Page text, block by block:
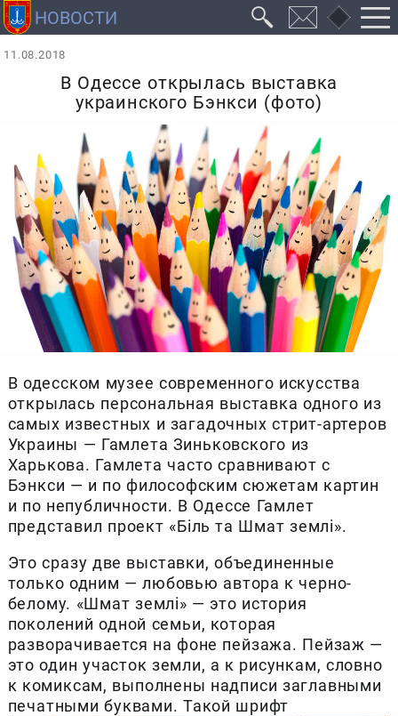
11.08.2018
В Одессе открылась выставка
украинского Бэнкси (фото)
В одесском музее современного искусства
открылась персональная выставка одного из
самых известных и загадочных стрит-артеров
Украины — Гамлета Зиньковского из
Харькова. Гамлета часто сравнивают с
Бэнкси — и по философским сюжетам картин
и по непубличности. В Одессе Гамлет
представил проект «Біль та Шмат землі».
Это сразу две выставки, объединенные
только одним — любовью автора к черно-
белому. «Шмат землі» — это история
поколений одной семьи, которая
разворачивается на фоне пейзажа. Пейзаж —
это один участок земли, а к рисункам, словно
к комиксам, выполнены надписи заглавными
печатными буквами. Такой шрифт